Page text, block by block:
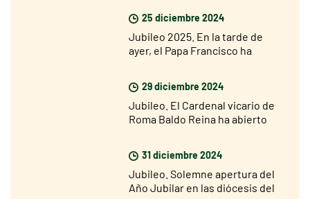
25 diciembre 2024
Jubileo 2025. En la tarde de
ayer, el Papa Francisco ha
29 diciembre 2024
Jubileo. El Cardenal vicario de
Roma Baldo Reina ha abierto
31 diciembre 2024
Jubileo. Solemne apertura del
Año Jubilar en las diócesis del